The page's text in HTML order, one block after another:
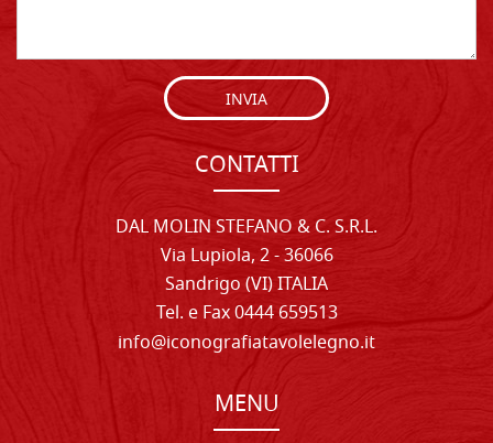
INVIA
CONTATTI
DAL MOLIN STEFANO & C. S.R.L.
Via Lupiola, 2 - 36066
Sandrigo (VI) ITALIA
Tel. e Fax 0444 659513
info@iconografiatavolelegno.it
MENU